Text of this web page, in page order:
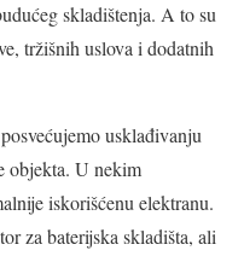
skladištenja. A to su
tržišnih uslova i dodatnih
usklađivanju
objekta. U nekim
iskorišćenu elektranu.
za baterijska skladišta, ali